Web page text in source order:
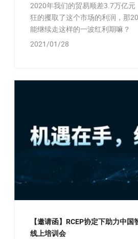
2020年我们的贸易顺差3.7万亿元
狂的攫取了这个市场的利润，那
能继续走这样的一波红利期嘛？
2021/01/28
【邀请函】RCEP协定下助力中
线上培训会